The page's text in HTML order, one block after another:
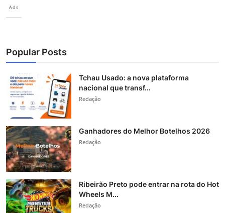
Ads
Popular Posts
Tchau Usado: a nova plataforma
nacional que transf...
Redação
Ganhadores do Melhor Botelhos 2026
Redação
Ribeirão Preto pode entrar na rota do Hot
Wheels M...
Redação